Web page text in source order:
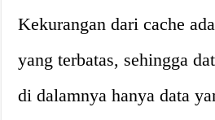
Kekurangan dari cache
yang terbatas, sehingga
di dalamnya hanya data